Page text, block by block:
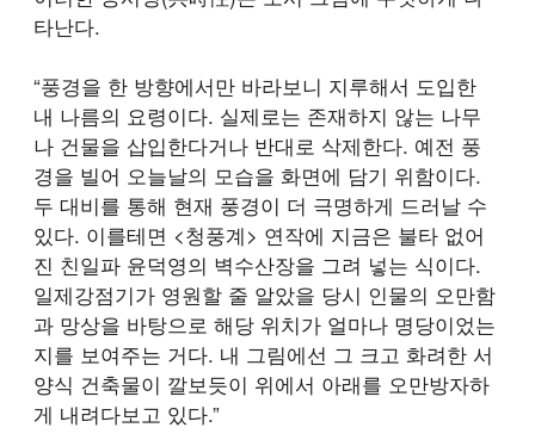
타난다.
“풍경을 한 방향에서만 바라보니 지루해서 도입한
내 나름의 요령이다. 실제로는 존재하지 않는 나무
나 건물을 삽입한다거나 반대로 삭제한다. 예전 풍
경을 빌어 오늘날의 모습을 화면에 담기 위함이다.
두 대비를 통해 현재 풍경이 더 극명하게 드러날 수
있다. 이를테면 <청풍계> 연작에 지금은 불타 없어
진 친일파 윤덕영의 벽수산장을 그려 넣는 식이다.
일제강점기가 영원할 줄 알았을 당시 인물의 오만함
과 망상을 바탕으로 해당 위치가 얼마나 명당이었는
지를 보여주는 거다. 내 그림에선 그 크고 화려한 서
양식 건축물이 깔보듯이 위에서 아래를 오만방자하
게 내려다보고 있다.”